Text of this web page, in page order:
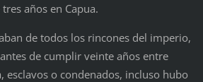
años en Capua.
de todos los rincones del imperio,
de cumplir veinte años entre
esclavos o condenados, incluso hubo